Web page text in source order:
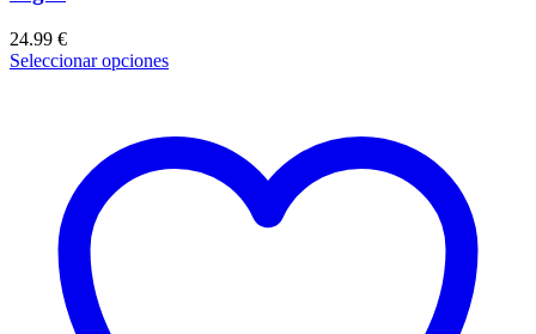
24.99 €
Seleccionar opciones